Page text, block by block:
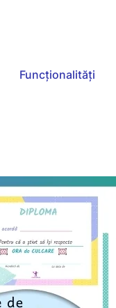
Funcționalități